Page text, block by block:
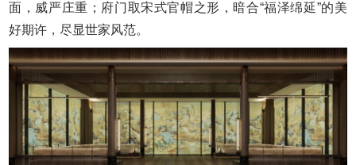
面，威严庄重；府门取宋式官帽之形，暗合“福泽绵延”的美
好期许，尽显世家风范。